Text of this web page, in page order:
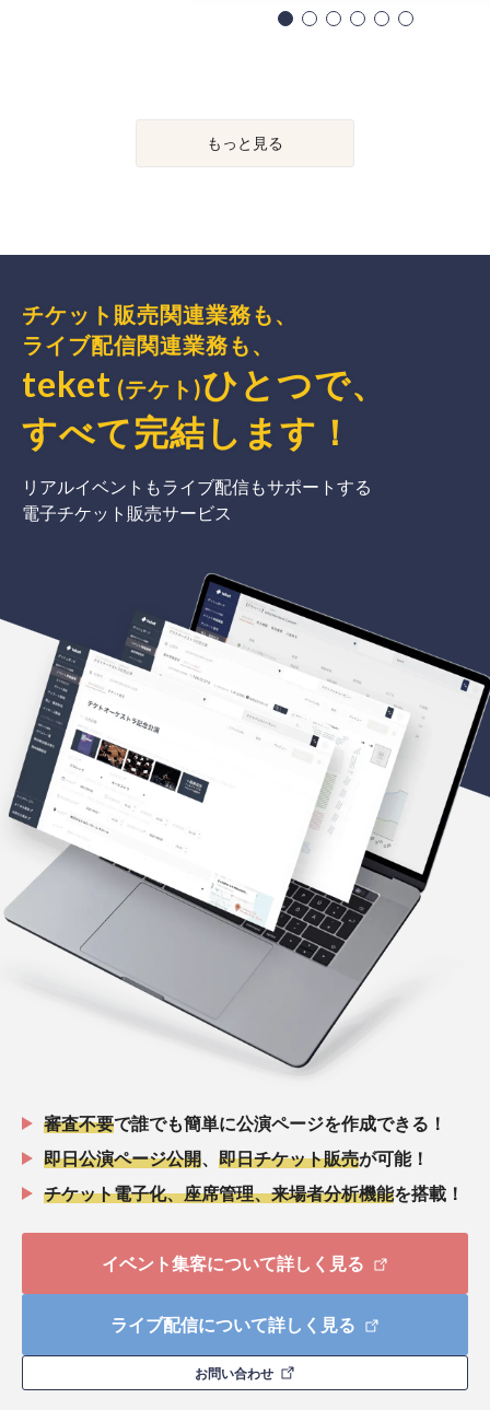
もっと見る
チケット販売関連業務も、
ライブ配信関連業務も、
teket (テケト)ひとつで、
すべて完結 します ！
リアルイベントもライブ配信もサポートする
電子チケット販売サービス
審査不要で誰でも簡単に公演ページを作成できる！
即日公演ページ公開
即日チケット販売が可能！
チケット電子化、座席管理、来場者分析機能を搭載！
イベント集客について詳しく見る
ライブ配信について詳しく見る
お問い合わせ